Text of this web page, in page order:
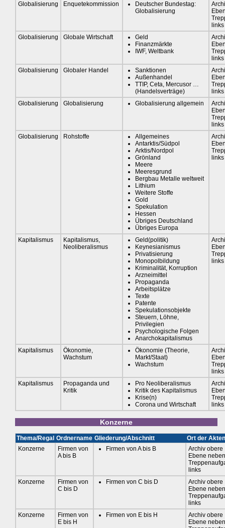
Globalisierung
Enquetekommission
Deutscher Bundestag:
Globalisierung
links
Globalisierung
Globale Wirtschaft
Geld
Finanzmärkte
IWF, Weltbank
links
Globalisierung
Globaler Handel
Sanktionen
Außenhandel
TTIP, Ceta, Mercusor …
(Handelsverträge)
links
Globalisierung
Globalisierung Globalisierung allgemein
links
Globalisierung
Rohstoffe
Allgemeines
Antarktis/Südpol
Arktis/Nordpol
Grönland
Meere
Meeresgrund
Bergbau Metalle weltweit
Lithium
Weitere Stoffe
Gold
Spekulation
Hessen
Übriges Deutschland
Übriges Europa
links
Kapitalismus
Kapitalismus,
Neoliberalismus
Geld(politik)
Keynesianismus
Privatisierung
Monopolbildung
Kriminalität, Korruption
Arzneimittel
Propaganda
Arbeitsplätze
Texte
Patente
Spekulationsobjekte
Steuern, Löhne,
Privilegien
Psychologische Folgen
Anarchokapitalismus
links
Kapitalismus
Ökonomie,
Wachstum
Ökonomie (Theorie,
Markt/Staat)
Wachstum
links
Kapitalismus
Propaganda und
Kritik
Pro Neoliberalismus
Kritik des Kapitalismus
Krise(n)
Corona und Wirtschaft
links
Konzerne
Thema/Regal Ordnername Gliederung/Abschnitt
Ort der Akten
Konzerne
Firmen von
A bis B
Firmen von A bis B
Archiv obere
Ebene neben
links
Konzerne
Firmen von
C bis D
Firmen von C bis D
Archiv obere
Ebene neben
links
Konzerne
Firmen von
E bis H
Firmen von E bis H
Archiv obere
Ebene neben